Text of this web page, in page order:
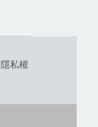
隱私權